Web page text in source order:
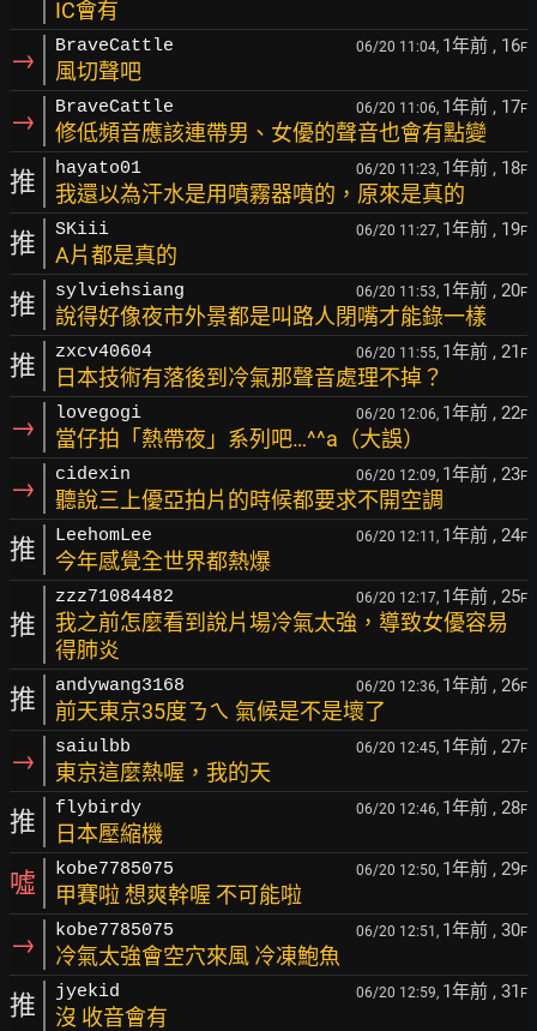
IC會有
→ BraveCattle 06/20 11:04, 1年前 , 16F
風切聲吧
→ BraveCattle 06/20 11:06, 1年前 , 17F
修低頻音應該連帶男、女優的聲音也會有點變
推 hayato01 06/20 11:23, 1年前 , 18F
我還以為汗水是用噴霧器噴的，原來是真的
推 SKiii 06/20 11:27, 1年前 , 19F
A片都是真的
推 sylviehsiang 06/20 11:53, 1年前 , 20F
說得好像夜市外景都是叫路人閉嘴才能錄一樣
推 zxcv40604 06/20 11:55, 1年前 , 21 F
日本技術有落後到冷氣那聲音處理不掉？
→ lovegogi 06/20 12:06, 1年前 , 22F
當仔拍「熱帶夜」系列吧…^^a（大誤）
→ cidexin 06/20 12:09, 1年前 , 23F
聽說三上優亞拍片的時候都要求不開空調
推 LeehomLee 06/20 12:11, 1年前 , 24F
今年感覺全世界都熱爆
推
zzz71084482 06/20 12:17, 1年前 , 25F
我之前怎麼看到說片場冷氣太強，導致女優容易
得肺炎
推 andywang3168 06/20 12:36, 1年前 , 26F
前天東京35度ㄋㄟ 氣候是不是壞了
→ saiulbb 06/20 12:45, 1年前 , 27F
東京這麼熱喔，我的天
推 flybirdy 06/20 12:46, 1年前 , 28F
日本壓縮機
噓 kobe7785075 06/20 12:50, 1年前 , 29F
甲賽啦 想爽幹喔 不可能啦
→ kobe7785075 06/20 12:51, 1年前 , 30F
冷氣太強會空穴來風 冷凍鮑魚
推 jyekid 06/20 12:59, 1年前 , 31 F
沒 收音會有